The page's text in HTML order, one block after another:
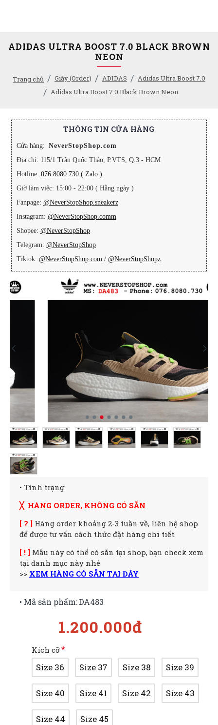
Trang chủ Giày (Order) ADIDAS
Adidas Ultra Boost 7.0
Adidas Ultra Boost 7.0 Black Brown Neon
ADIDAS ULTRA BOOST 7.0 BLACK BROWN
NEON
THÔNG TIN CỬA HÀNG
Cửa hàng: NeverStopShop.com
Địa chỉ: 115/1 Trần Quốc Thảo, P.VTS, Q.3 - HCM
Hotline: 076 8080 730 ( Zalo )
Giờ làm việc: 15:00 - 22:00 ( Hằng ngày )
Fanpage: @NeverStopShop.sneakerz
Instagram: @NeverStopShop.comm
Shopee: @NeverStopShop
Telegram: @NeverStopShop
Tiktok: @NeverStopShop.com / @NeverStopShopz
• Tình trạng:
╳ HÀNG ORDER, KHÔNG CÓ SẴN
[ ? ] Hàng order khoảng 2-3 tuần về, liên hệ shop
để được tư vấn cách thức đặt hàng chi tiết.
[ ! ] Mẫu này có thể có sẵn tại shop, bạn check xem
tại danh mục này nhé
>> XEM HÀNG CÓ SẴN TẠI ĐÂY
1.200.000đ
• Mã sản phẩm:DA483
Kích cỡ
Size 36 Size 37 Size 38 Size 39
Size 40 Size 41 Size 42 Size 43
Size 44 Size 45